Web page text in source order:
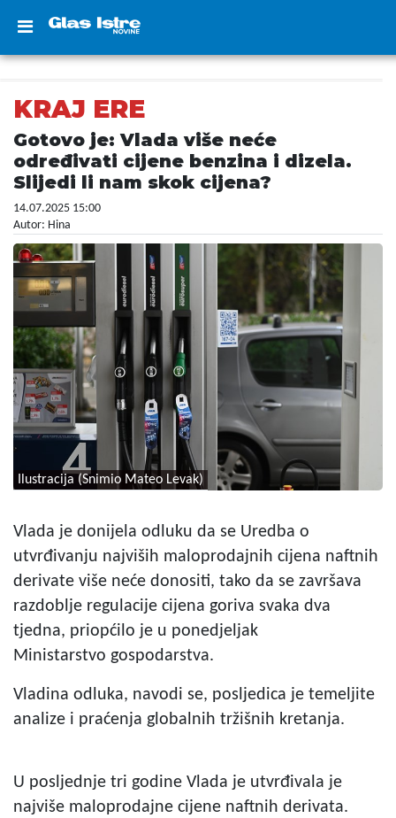
KRAJ ERE
Gotovo je: Vlada više neće
određivati cijene benzina i dizela.
Slijedi li nam skok cijena?
14.07.2025 15:00
Autor: Hina
Ilustracija (Snimio Mateo Levak)
Vlada je donijela odluku da se Uredba o
utvrđivanju najviših maloprodajnih cijena naftnih
derivate više neće donositi, tako da se završava
razdoblje regulacije cijena goriva svaka dva
tjedna, priopćilo je u ponedjeljak
Ministarstvo gospodarstva.
Vladina odluka, navodi se, posljedica je temeljite
analize i praćenja globalnih tržišnih kretanja.
U posljednje tri godine Vlada je utvrđivala je
najviše maloprodajne cijene naftnih derivata.